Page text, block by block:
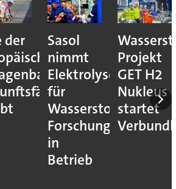
der
Sasol
nimmt
Elektrolyseur
für
Wasserstoff-
Forschung
in
Betrieb
Projekt
GET H2
Nukleus
startet